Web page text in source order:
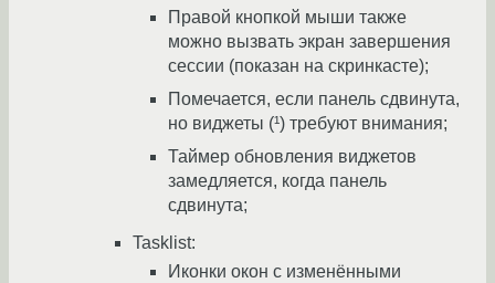
Правой кнопкой мыши также
можно вызвать экран завершения
сессии (показан на скринкасте);
Помечается, если панель сдвинута,
но виджеты (¹) требуют внимания;
Таймер обновления виджетов
замедляется, когда панель
сдвинута;
Tasklist:
Иконки окон с изменёнными